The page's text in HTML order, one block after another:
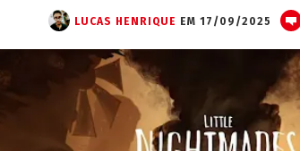
LUCAS HENRIQUE EM 17/09/2025